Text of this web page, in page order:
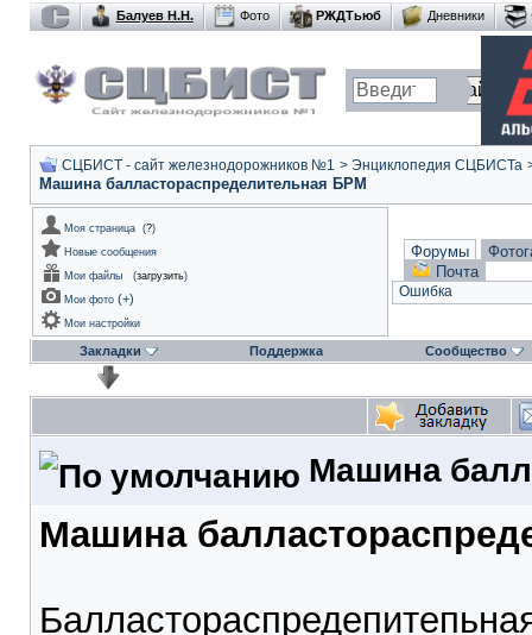
Балуев Н.Н. Фото РЖДТьюб Дневники
СЦБИСТ - сайт железнодорожников №1 > Энциклопедия СЦБИСТа
Машина балластораспределительная БРМ
Моя страница (?)
Новые сообщения
Мои файлы
(загрузить)
Мои фото (+)
Мои настройки
Форумы
Почта
Ошибка
Закладки Поддержка Сообщество
Машина
Машина